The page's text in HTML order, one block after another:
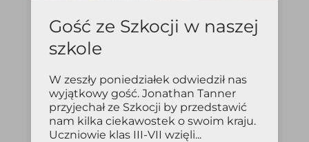
Gość ze Szkocji w naszej
szkole
W zeszły poniedziałek odwiedził nas
wyjątkowy gość. Jonathan Tanner
przyjechał ze Szkocji by przedstawić
nam kilka ciekawostek o swoim kraju.
Uczniowie klas III-VII wzięli...